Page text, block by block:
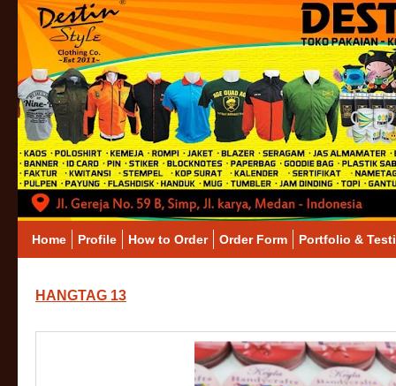
Home Profile How to Order Order Form Portfolio &
HANGTAG 13